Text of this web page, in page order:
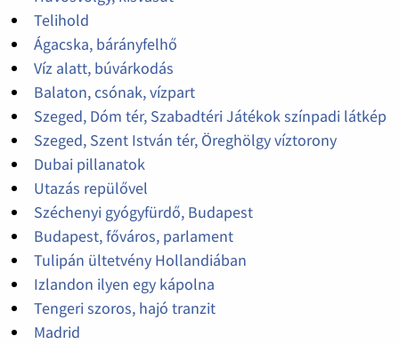
Telihold
Ágacska, bárányfelhő
Víz alatt, búvárkodás
Balaton, csónak, vízpart
Szeged, Dóm tér, Szabadtéri Játékok színpadi látkép
Szeged, Szent István tér, Öreghölgy víztorony
Dubai pillanatok
Utazás repülővel
Széchenyi gyógyfürdő, Budapest
Budapest, főváros, parlament
Tulipán ültetvény Hollandiában
Izlandon ilyen egy kápolna
Tengeri szoros, hajó tranzit
Madrid